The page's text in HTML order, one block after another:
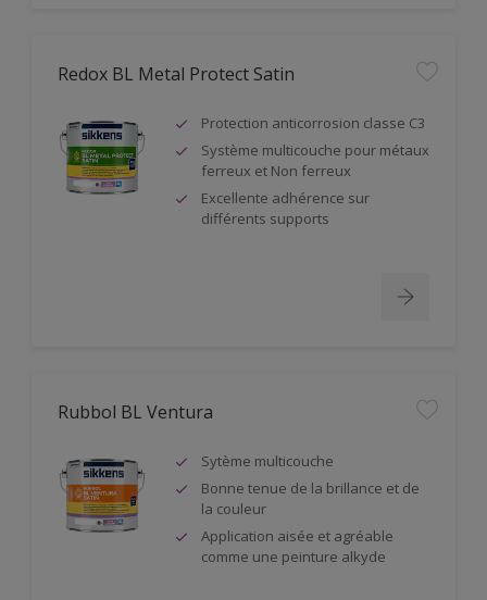
Redox BL Metal Protect Satin
Protection anticorrosion classe C3
Système multicouche pour métaux
ferreux et Non ferreux
Excellente adhérence sur
différents supports
Rubbol BL Ventura
Sytème multicouche
Bonne tenue de la brillance et de
la couleur
Application aisée et agréable
comme une peinture alkyde